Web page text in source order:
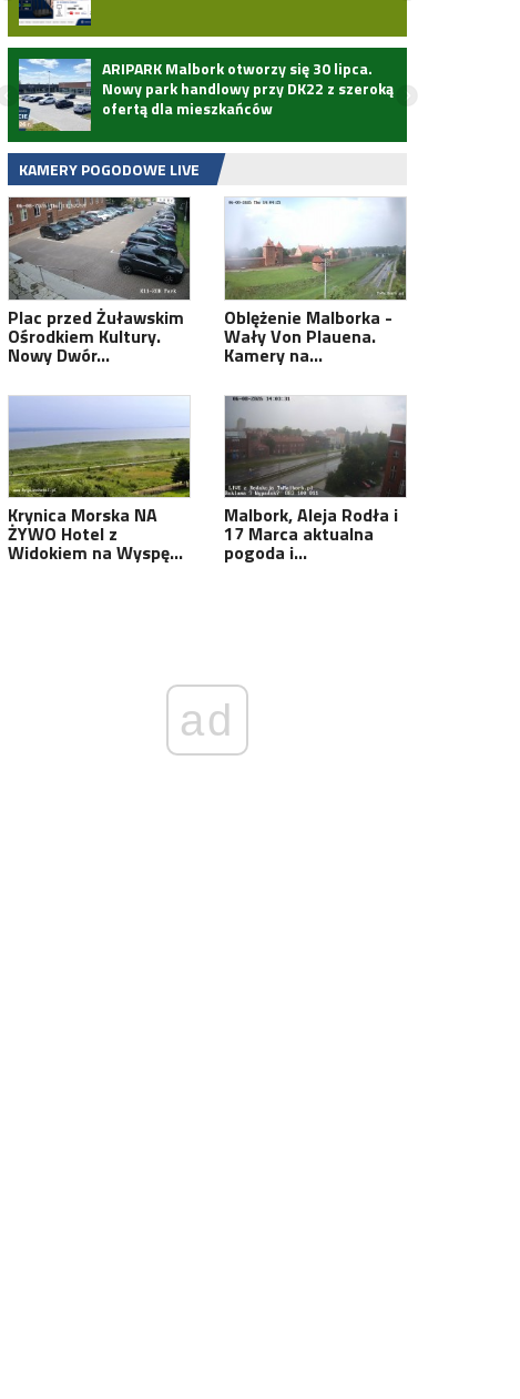
ARIPARK Malbork otworzy się 30 lipca.
Nowy park handlowy przy DK22 z szeroką
ofertą dla mieszkańców
KAMERY POGODOWE LIVE
Plac przed Żuławskim
Ośrodkiem Kultury.
Nowy Dwór…
Oblężenie Malborka -
Wały Von Plauena.
Kamery na…
Krynica Morska NA
ŻYWO Hotel z
Widokiem na Wyspę…
Malbork, Aleja Rodła i
17 Marca aktualna
pogoda i…
ad